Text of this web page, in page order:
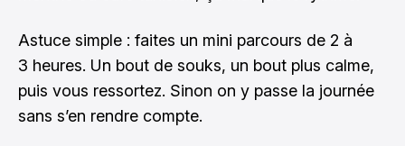
Astuce simple : faites un mini parcours de 2 à
3 heures. Un bout de souks, un bout plus calme,
puis vous ressortez. Sinon on y passe la journée
sans s’en rendre compte.